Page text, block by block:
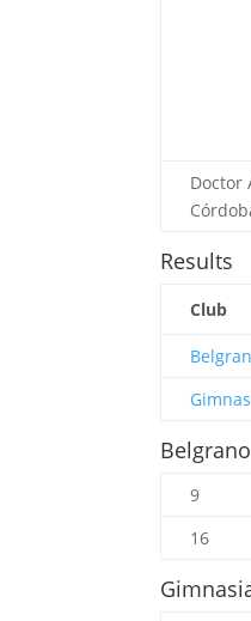
Doctor
Results
Club
Belgrano
9
16